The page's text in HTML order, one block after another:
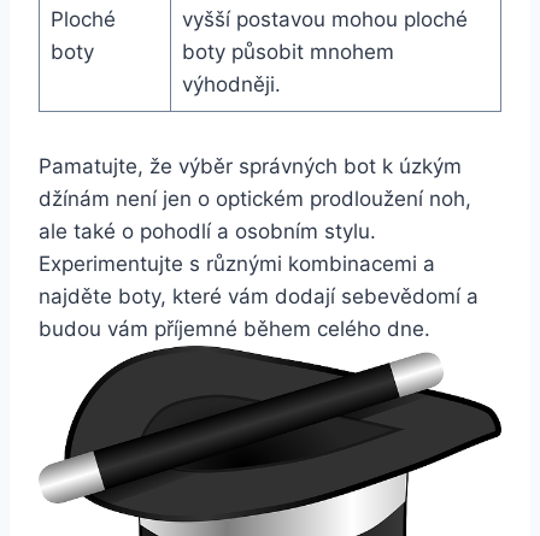
Ploché
boty
vyšší postavou mohou ploché
boty působit mnohem
výhodněji.
Pamatujte, že výběr správných bot k úzkým
džínám není jen o optickém prodloužení noh,
ale také o pohodlí a osobním stylu.
Experimentujte s různými​ kombinacemi a
najděte boty, které vám dodají sebevědomí a
budou vám příjemné během⁣ celého dne.